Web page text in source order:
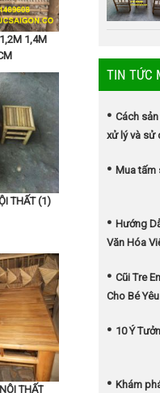
1,4M
THẤT (1)
THẤT
TIN TỨC
Cách
xử lý và sử
Mua tấm
Hướng
Văn Hóa
Cũi Tre
Cho Bé Yêu
10 Ý
Khám